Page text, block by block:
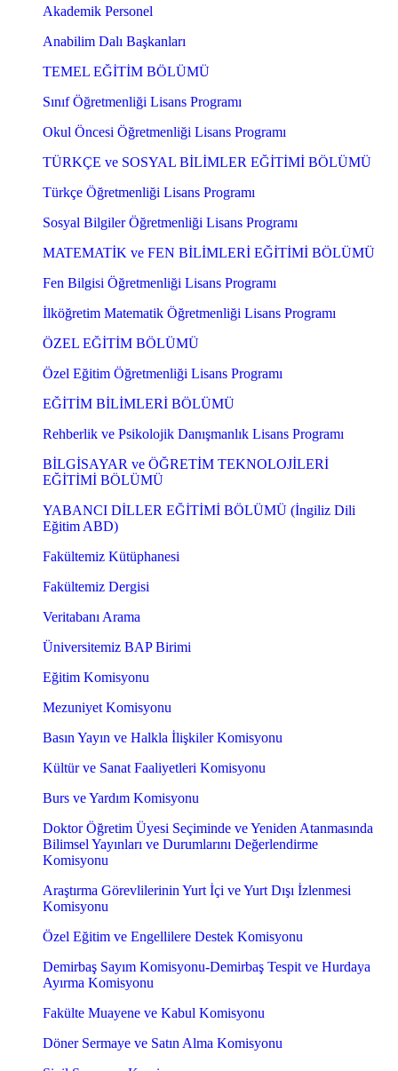
Akademik Personel
Anabilim Dalı Başkanları
TEMEL EĞİTİM BÖLÜMÜ
Sınıf Öğretmenliği Lisans Programı
Okul Öncesi Öğretmenliği Lisans Programı
TÜRKÇE ve SOSYAL BİLİMLER EĞİTİMİ BÖLÜMÜ
Türkçe Öğretmenliği Lisans Programı
Sosyal Bilgiler Öğretmenliği Lisans Programı
MATEMATİK ve FEN BİLİMLERİ EĞİTİMİ BÖLÜMÜ
Fen Bilgisi Öğretmenliği Lisans Programı
İlköğretim Matematik Öğretmenliği Lisans Programı
ÖZEL EĞİTİM BÖLÜMÜ
Özel Eğitim Öğretmenliği Lisans Programı
EĞİTİM BİLİMLERİ BÖLÜMÜ
Rehberlik ve Psikolojik Danışmanlık Lisans Programı
BİLGİSAYAR ve ÖĞRETİM TEKNOLOJİLERİ
EĞİTİMİ BÖLÜMÜ
YABANCI DİLLER EĞİTİMİ BÖLÜMÜ (İngiliz Dili
Eğitim ABD)
Fakültemiz Kütüphanesi
Fakültemiz Dergisi
Veritabanı Arama
Üniversitemiz BAP Birimi
Eğitim Komisyonu
Mezuniyet Komisyonu
Basın Yayın ve Halkla İlişkiler Komisyonu
Kültür ve Sanat Faaliyetleri Komisyonu
Burs ve Yardım Komisyonu
Doktor Öğretim Üyesi Seçiminde ve Yeniden Atanmasında
Bilimsel Yayınları ve Durumlarını Değerlendirme
Komisyonu
Araştırma Görevlilerinin Yurt İçi ve Yurt Dışı İzlenmesi
Komisyonu
Özel Eğitim ve Engellilere Destek Komisyonu
Demirbaş Sayım Komisyonu-Demirbaş Tespit ve Hurdaya
Ayırma Komisyonu
Fakülte Muayene ve Kabul Komisyonu
Döner Sermaye ve Satın Alma Komisyonu